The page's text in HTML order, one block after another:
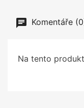
Komentáře
Na tento